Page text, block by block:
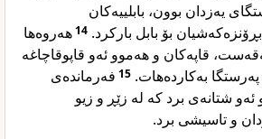
یەزدان بوون، بابلییەکان
بۆ بابل بارکرد. 14هەروەها
قاپەکان و هەموو ئەو قاپوقاچاغە
بەکاردەهات. 15 فەرماندەی
ئەو شتانەی برد کە لە زێڕ و زیو
و تاسیشی برد.